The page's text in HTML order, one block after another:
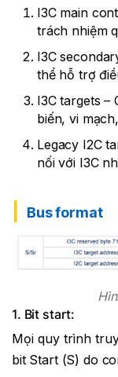
I3C main
trách nhiệm
I3C
thể hỗ trợ
I3C targets –
biến, vi
Legacy I2C
nối với I3C
Bus format
1. Bit start:
Mọi quy trình
bit Start (S) do